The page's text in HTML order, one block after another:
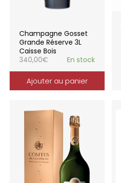
Champagne Gosset
Grande Réserve 3L
Caisse Bois
340,00€ En stock
Ajouter au panier